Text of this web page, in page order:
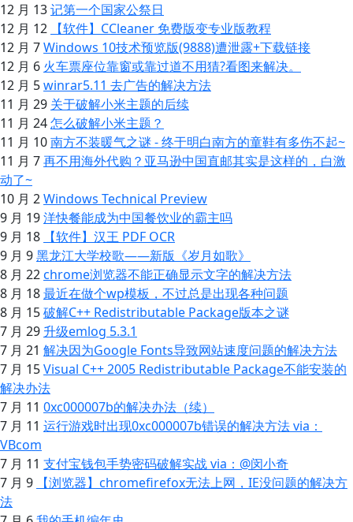
12 月 13记第一个国家公祭日
12 月 12
【软件】CCleaner 免费版变专业版教程
12 月 7Windows 10技术预览版(9888)遭泄露+下载链接
12 月 6 火车票座位靠窗或靠过道不用猜?看图来解决。
12 月 5winrar5.11 去广告的解决方法
11 月 29 关于破解小米主题的后续
11 月 24怎么破解小米主题？
11 月 10南方不装暖气之谜 - 终于明白南方的童鞋有多伤不起~
11 月 7再不用海外代购？亚马逊中国直邮其实是这样的，白激
动了~
10 月 2Windows Technical Preview
9 月 19洋快餐能成为中国餐饮业的霸主吗
9 月 18
【软件】汉王 PDF OCR
9 月 9黑龙江大学校歌——新版《岁月如歌》
8 月 22chrome浏览器不能正确显示文字的解决方法
8 月 18最近在做个wp模板，不过总是出现各种问题
8 月 15破解C++ Redistributable Package版本之谜
7 月 29 升级emlog 5.3.1
7 月 21 解决因为Google Fonts导致网站速度问题的解决方法
7 月 15Visual C++ 2005 Redistributable Package不能安装的
解决办法
7 月 11 0xc000007b的解决办法（续）
7 月 11 运行游戏时出现0xc000007b错误的解决方法 via：
VBcom
7 月 11 支付宝钱包手势密码破解实战 via：@闵小奇
7 月 9
【浏览器】chromefirefox无法上网，IE没问题的解决方
法